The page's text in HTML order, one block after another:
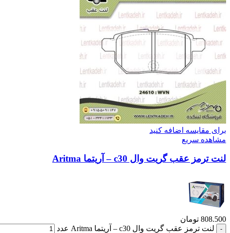
برای مقایسه اضافه کنید
مشاهده سریع
لنت ترمز عقب گریت وال c30 – آریتما Aritma
808.500 تومان
لنت ترمز عقب گریت وال c30 – آریتما Aritma عدد